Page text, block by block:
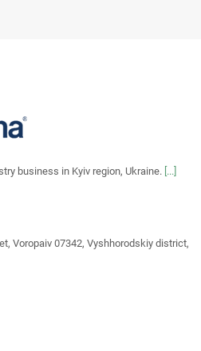
business in Kyiv region, Ukraine. [...]
Voropaiv 07342, Vyshhorodskiy district,